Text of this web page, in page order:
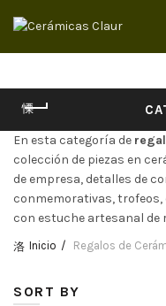
En esta categoría de
colección de piezas en
de empresa, detalles de
conmemorativas, trofeos,
con estuche artesanal de
Inicio Regalos de
SORT BY